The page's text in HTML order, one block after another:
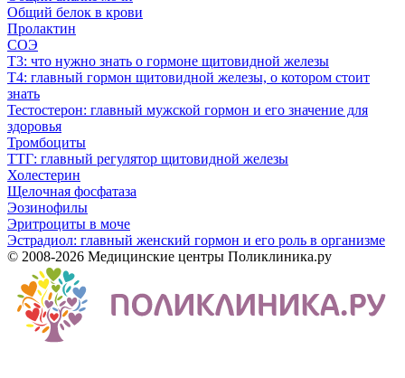
Общий белок в крови
Пролактин
СОЭ
Т3: что нужно знать о гормоне щитовидной железы
Т4: главный гормон щитовидной железы, о котором стоит
знать
Тестостерон: главный мужской гормон и его значение для
здоровья
Тромбоциты
ТТГ: главный регулятор щитовидной железы
Холестерин
Щелочная фосфатаза
Эозинофилы
Эритроциты в моче
Эстрадиол: главный женский гормон и его роль в организме
© 2008-2026 Медицинские центры Поликлиника.ру